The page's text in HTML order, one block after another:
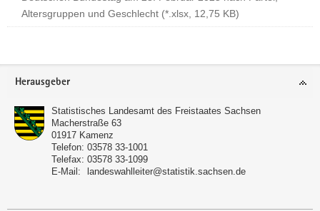
Altersgruppen und Geschlecht (*.xlsx, 12,75 KB)
Footer-
Herausgeber
Statistisches Landesamt des Freistaates Sachsen
Macherstraße 63
01917 Kamenz
Telefon: 03578 33-1001
Telefax: 03578 33-1099
E-Mail:
landeswahlleiter@statistik.sachsen.de